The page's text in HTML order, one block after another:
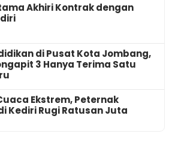
Akhiri Kontrak dengan
di Pusat Kota Jombang,
3 Hanya Terima Satu
Ekstrem, Peternak
Kediri Rugi Ratusan Juta